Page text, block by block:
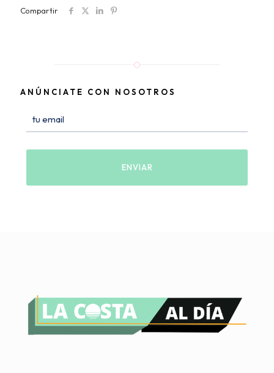
Compartir
ANÚNCIATE CON NOSOTROS